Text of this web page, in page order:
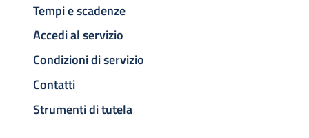
Tempi e scadenze
Accedi al servizio
Condizioni di servizio
Contatti
Strumenti di tutela